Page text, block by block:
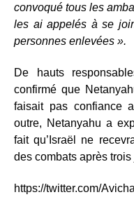
convoqué tous les
les ai appelés à se
personnes enlevées ».
De hauts
confirmé que
faisait pas confiance
outre, Netanyahu a
fait qu’Israël ne
des combats après trois
https://twitter.com/